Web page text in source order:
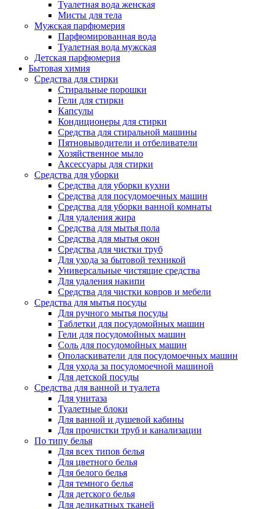
Туалетная вода женская
Мисты для тела
Мужская парфюмерия
Парфюмированная вода
Туалетная вода мужская
Детская парфюмерия
Бытовая химия
Средства для стирки
Стиральные порошки
Гели для стирки
Капсулы
Кондиционеры для стирки
Средства для стиральной машины
Пятновыводители и отбеливатели
Хозяйственное мыло
Аксессуары для стирки
Средства для уборки
Средства для уборки кухни
Средства для посудомоечных машин
Средства для уборки ванной комнаты
Для удаления жира
Средства для мытья пола
Средства для мытья окон
Средства для чистки труб
Для ухода за бытовой техникой
Универсальные чистящие средства
Для удаления накипи
Средства для чистки ковров и мебели
Средства для мытья посуды
Для ручного мытья посуды
Таблетки для посудомойных машин
Гели для посудомойных машин
Соль для посудомойных машин
Ополаскиватели для посудомоечных машин
Для ухода за посудомоечной машиной
Для детской посуды
Средства для ванной и туалета
Для унитаза
Туалетные блоки
Для ванной и душевой кабины
Для прочистки труб и канализации
По типу белья
Для всех типов белья
Для цветного белья
Для белого белья
Для темного белья
Для детского белья
Для деликатных тканей